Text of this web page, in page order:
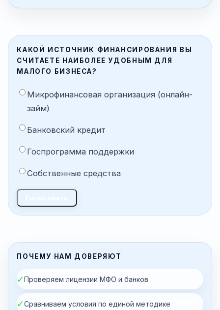
КАКОЙ ИСТОЧНИК ФИНАНСИРОВАНИЯ ВЫ
СЧИТАЕТЕ НАИБОЛЕЕ УДОБНЫМ ДЛЯ
МАЛОГО БИЗНЕСА?
Микрофинансовая организация (онлайн-
займ)
Банковский кредит
Госпрограмма поддержки
Собственные средства
ПОЧЕМУ НАМ ДОВЕРЯЮТ
✓Проверяем лицензии МФО и банков
✓Сравниваем условия по единой методике